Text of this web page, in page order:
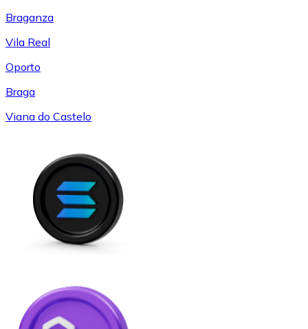
Braganza
Vila Real
Oporto
Braga
Viana do Castelo